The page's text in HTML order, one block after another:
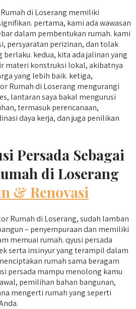
di Loserang memiliki
pertama, kami ada wawasan
dalam pembentukan rumah. kami
persyaratan perizinan, dan tolak
kedua, kita ada jalinan yang
materi konstruksi lokal, akibatnya
yang lebih baik. ketiga,
Rumah di Loserang mengurangi
lantaran saya bakal mengurusi
termasuk perencanaan,
daya kerja, dan juga penilikan
Persada Sebagai
di Loserang
& Renovasi
Rumah di Loserang, sudah lamban
– penyempuraan dan memiliki
memuai rumah. qyusi persada
serta insinyur yang terampil dalam
rumah sama beragam
persada mampu menolong kamu
pemilihan bahan bangunan,
mengerti rumah yang seperti